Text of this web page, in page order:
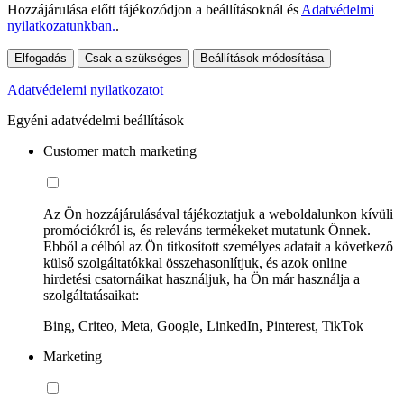
Hozzájárulása előtt tájékozódjon a beállításoknál és Adatvédelmi
nyilatkozatunkban..
Elfogadás Csak a szükséges Beállítások módosítása
Adatvédelemi nyilatkozatot
Egyéni adatvédelmi beállítások
Customer match marketing
Az Ön hozzájárulásával tájékoztatjuk a weboldalunkon kívüli
promóciókról is, és releváns termékeket mutatunk Önnek.
Ebből a célból az Ön titkosított személyes adatait a következő
külső szolgáltatókkal összehasonlítjuk, és azok online
hirdetési csatornáikat használjuk, ha Ön már használja a
szolgáltatásaikat:
Bing, Criteo, Meta, Google, LinkedIn, Pinterest, TikTok
Marketing